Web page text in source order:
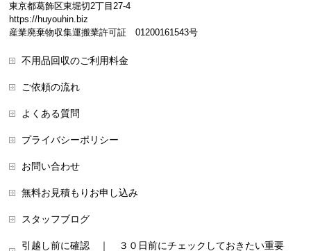
東京都葛飾区東堀切2丁目27-4
https://huyouhin.biz
産業廃棄物収集運搬業許可証 01200161543号
不用品回収のご利用料金
ご依頼の流れ
よくある質問
プライバシーポリシー
お問い合わせ
無料お見積もりお申し込み
スタッフブログ
引越し前に確認 ｜ ３０日前にチェックしておきたい重要